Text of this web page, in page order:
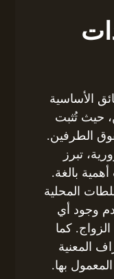
الأساسية
حيث تُثبت
الطرفين.
تبرز
بالغة.
المحلية
وجود أي
كما
المعنية
بها.